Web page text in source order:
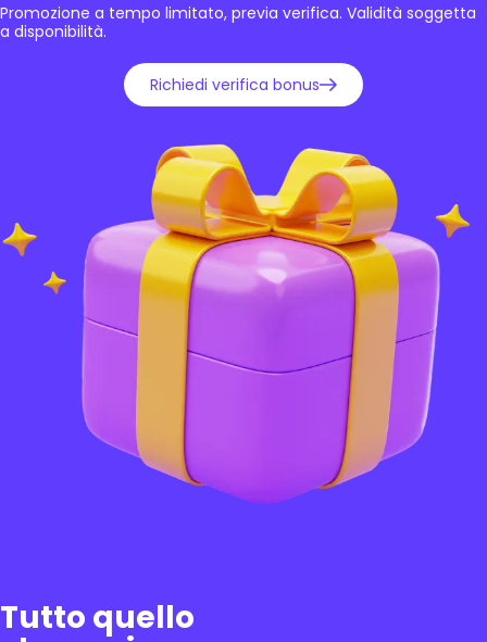
Promozione a tempo limitato, previa verifica. Validità soggetta
a disponibilità.
Richiedi verifica bonus
Tutto quello